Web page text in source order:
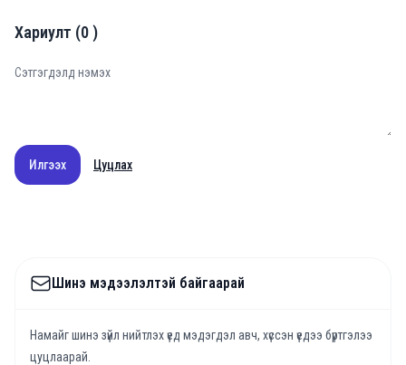
Хариулт (0)
Илгээх Цуцлах
Шинэ мэдээлэлтэй байгаарай
Намайг шинэ зүйл нийтлэх үед мэдэгдэл авч, хүссэн үедээ бүртгэлээ
цуцлаарай.